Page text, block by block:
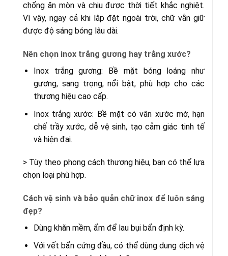
chống ăn mòn và chịu được thời tiết khắc nghiệt.
Vì vậy, ngay cả khi lắp đặt ngoài trời, chữ vẫn giữ
được độ sáng bóng lâu dài.
Nên chọn inox trắng gương hay trắng xước?
Inox trắng gương: Bề mặt bóng loáng như
gương, sang trọng, nổi bật, phù hợp cho các
thương hiệu cao cấp.
Inox trắng xước: Bề mặt có vân xước mờ, hạn
chế trầy xước, dễ vệ sinh, tạo cảm giác tinh tế
và hiện đại.
> Tùy theo phong cách thương hiệu, bạn có thể lựa
chọn loại phù hợp.
Cách vệ sinh và bảo quản chữ inox để luôn sáng
đẹp?
Dùng khăn mềm, ẩm để lau bụi bẩn định kỳ.
Với vết bẩn cứng đầu, có thể dùng dung dịch vệ